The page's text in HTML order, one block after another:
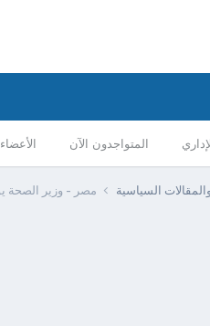
المتواجدون الآن
السياسية مصر - وزير الصحة